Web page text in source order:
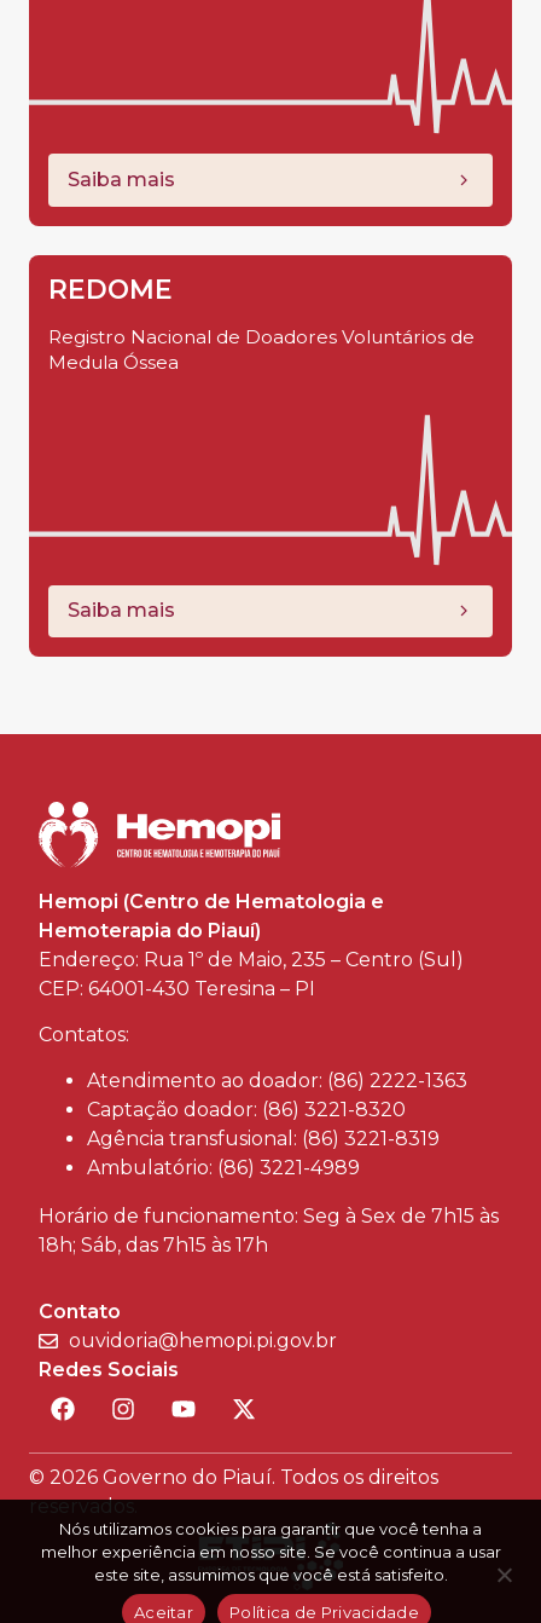
Saiba mais
REDOME
Registro Nacional de Doadores Voluntários de
Medula Óssea
Saiba mais
Hemopi (Centro de Hematologia e
Hemoterapia do Piauí)
Endereço: Rua 1º de Maio, 235 – Centro (Sul)
CEP: 64001-430 Teresina – PI
Contatos:
Atendimento ao doador: (86) 2222-1363
Captação doador: (86) 3221-8320
Agência transfusional: (86) 3221-8319
Ambulatório: (86) 3221-4989
Horário de funcionamento: Seg à Sex de 7h15 às
18h; Sáb, das 7h15 às 17h
Contato
ouvidoria@hemopi.pi.gov.br
Redes Sociais
© 2026 Governo do Piauí. Todos os direitos
reservados.
Nós utilizamos cookies para garantir que você tenha a
melhor experiência em nosso site. Se você continua a usar
este site, assumimos que você está satisfeito.
Aceitar
Política de Privacidade